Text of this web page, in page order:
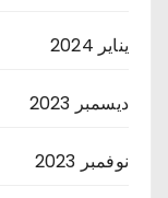
يناير 2024
ديسمبر 2023
نوفمبر 2023